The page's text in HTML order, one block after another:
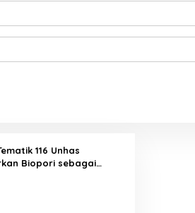
116 Unhas
Biopori sebagai